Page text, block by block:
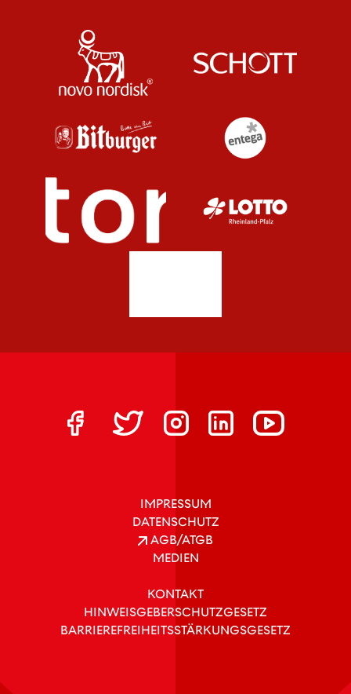
IMPRESSUM
DATENSCHUTZ
AGB/ATGB
MEDIEN
KONTAKT
HINWEISGEBERSCHUTZGESETZ
BARRIEREFREIHEITSSTÄRKUNGSGESETZ